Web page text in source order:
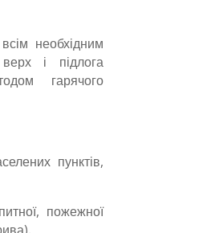
необхідним
і підлога
гарячого
пунктів,
пожежної